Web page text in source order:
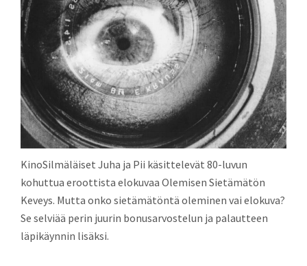
KinoSilmäläiset Juha ja Pii käsittelevät 80-luvun
kohuttua eroottista elokuvaa Olemisen Sietämätön
Keveys. Mutta onko sietämätöntä oleminen vai elokuva?
Se selviää perin juurin bonusarvostelun ja palautteen
läpikäynnin lisäksi.